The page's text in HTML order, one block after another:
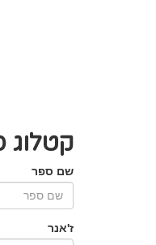
קטלוג
שם ספר
ז'אנר